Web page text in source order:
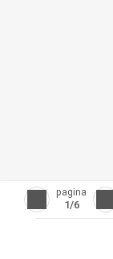
pagina
1/6